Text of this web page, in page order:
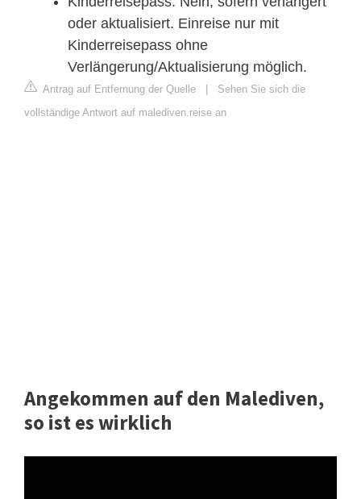
oder aktualisiert. Einreise nur mit
Kinderreisepass ohne
Verlängerung/Aktualisierung möglich.
Antrag auf Entfernung der Quelle
Sehen Sie sich die
vollständige Antwort auf malediven.reise an
Angekommen auf den Malediven,
so ist es wirklich